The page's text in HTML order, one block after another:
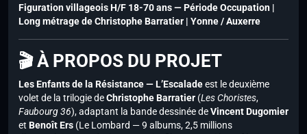
Figuration villageois H/F 18-70 ans — Période Occupation |
Long métrage de Christophe Barratier | Yonne / Auxerre
🎬 À PROPOS DU PROJET
Les Enfants de la Résistance — L’Escaladeest le deuxième
volet de la trilogie deChristophe Barratier (Les Choristes,
Faubourg 36), adaptant la bande dessinée deVincent Dugomier
et Benoît Ers (Le Lombard — 9 albums, 2,5 millions